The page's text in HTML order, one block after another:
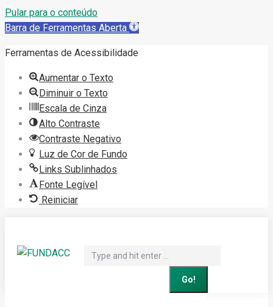
Pular para o conteúdo
Barra de Ferramentas Aberta
Ferramentas de Acessibilidade
Aumentar o Texto
Diminuir o Texto
Escala de Cinza
Alto Contraste
Contraste Negativo
Luz de Cor de Fundo
Links Sublinhados
Fonte Legível
Reiniciar